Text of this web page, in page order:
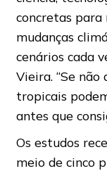
concretas
mudanças
cenários cada
Vieira. “Se não
tropicais
antes que
Os estudos
meio de cinco